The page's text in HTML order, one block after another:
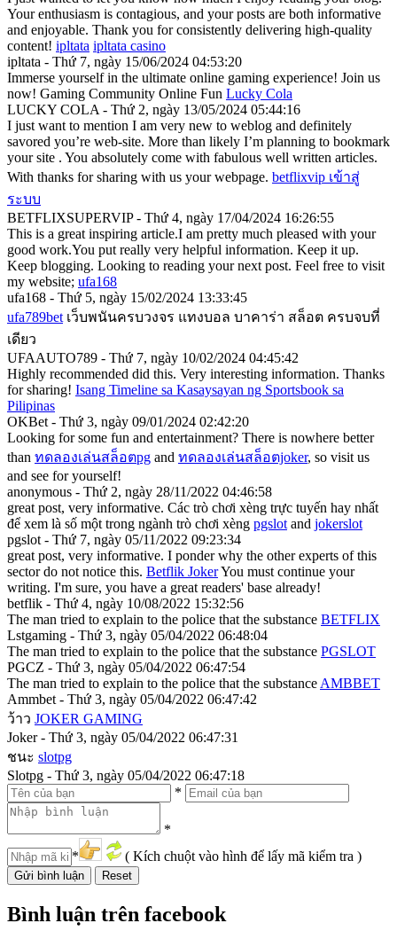
Your enthusiasm is contagious, and your posts are both informative
and enjoyable. Thank you for consistently delivering high-quality
content! ipltata ipltata casino
ipltata - Thứ 7, ngày 15/06/2024 04:53:20
Immerse yourself in the ultimate online gaming experience! Join us
now! Gaming Community Online Fun Lucky Cola
LUCKY COLA - Thứ 2, ngày 13/05/2024 05:44:16
I just want to mention I am very new to weblog and definitely
savored you’re web-site. More than likely I’m planning to bookmark
your site . You absolutely come with fabulous well written articles.
With thanks for sharing with us your webpage. betflixvip เข้าสู่
ระบบ
BETFLIXSUPERVIP - Thứ 4, ngày 17/04/2024 16:26:55
This is a great inspiring article.I am pretty much pleased with your
good work.You put really very helpful information. Keep it up.
Keep blogging. Looking to reading your next post. Feel free to visit
my website; ufa168
ufa168 - Thứ 5, ngày 15/02/2024 13:33:45
ufa789bet เว็บพนันครบวงจร แทงบอล บาคาร่า สล็อต ครบจบที่
เดียว
UFAAUTO789 - Thứ 7, ngày 10/02/2024 04:45:42
Highly recommended did this. Very interesting information. Thanks
for sharing! Isang Timeline sa Kasaysayan ng Sportsbook sa
Pilipinas
OKBet - Thứ 3, ngày 09/01/2024 02:42:20
Looking for some fun and entertainment? There is nowhere better
than ทดลองเล่นสล็อตpg and ทดลองเล่นสล็อตjoker, so visit us
and see for yourself!
anonymous - Thứ 2, ngày 28/11/2022 04:46:58
great post, very informative. Các trò chơi xèng trực tuyến hay nhất
để xem là số một trong ngành trò chơi xèng pgslot and jokerslot
pgslot - Thứ 7, ngày 05/11/2022 09:23:34
great post, very informative. I ponder why the other experts of this
sector do not notice this. Betflik JokerYou must continue your
writing. I'm sure, you have a great readers' base already!
betflik - Thứ 4, ngày 10/08/2022 15:32:56
The man tried to explain to the police that the substance BETFLIX
Lstgaming - Thứ 3, ngày 05/04/2022 06:48:04
The man tried to explain to the police that the substance PGSLOT
PGCZ - Thứ 3, ngày 05/04/2022 06:47:54
The man tried to explain to the police that the substance AMBBET
Ammbet - Thứ 3, ngày 05/04/2022 06:47:42
ว้าว JOKER GAMING
Joker - Thứ 3, ngày 05/04/2022 06:47:31
ชนะ slotpg
Slotpg - Thứ 3, ngày 05/04/2022 06:47:18
*
*
*
( Kích chuột vào hình để lấy mã kiểm tra )
Bình luận trên facebook